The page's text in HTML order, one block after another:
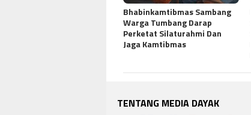
Bhabinkamtibmas Sambang
Warga Tumbang Darap
Perketat Silaturahmi Dan
Jaga Kamtibmas
TENTANG MEDIA DAYAK